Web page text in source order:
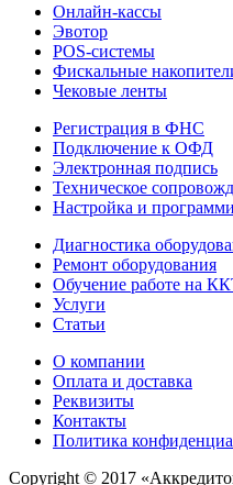
Онлайн-кассы
Эвотор
POS-системы
Фискальные
Чековые ленты
Регистрация в ФНС
Подключение к ОФД
Электронная подпись
Техническое
Настройка и
Диагностика
Ремонт оборудования
Обучение работе на
Услуги
Статьи
О компании
Оплата и доставка
Реквизиты
Контакты
Политика
Copyright © 2017